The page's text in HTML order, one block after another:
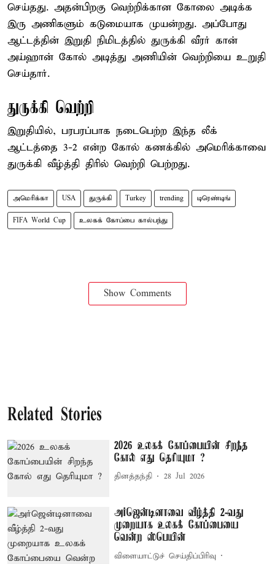
செய்தது. அதன்பிறகு வெற்றிக்கான கோலை அடிக்க
இரு அணிகளும் கடுமையாக முயன்றது. அப்போது
ஆட்டத்தின் இறுதி நிமிடத்தில் துருக்கி வீரர் கான்
அய்ஹான் கோல் அடித்து அணியின் வெற்றியை உறுதி
செய்தார்.
துருக்கி வெற்றி
இறுதியில், பரபரப்பாக நடைபெற்ற இந்த லீக்
ஆட்டத்தை 3-2 என்ற கோல் கணக்கில் அமெரிக்காவை
துருக்கி வீழ்த்தி திரில் வெற்றி பெற்றது.
அமெரிக்கா USA துருக்கி Turkey trending டிரெண்டிங்
FIFA World Cup உலகக் கோப்பை கால்பந்து
Show Comments
Related Stories
2026 உலகக் கோப்பையின் சிறந்த
கோல் எது தெரியுமா ?
தினத்தந்தி 28 Jul 2026
அர்ஜென்டினாவை வீழ்த்தி 2-வது
முறையாக உலகக் கோப்பையை
வென்ற ஸ்பெயின்
விளையாட்டுச் செய்திப்பிரிவு